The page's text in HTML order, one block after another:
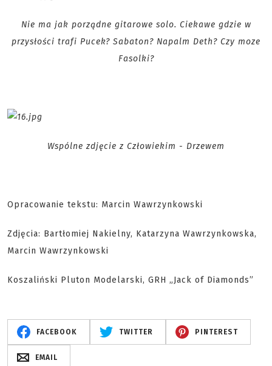
Nie ma jak porządne gitarowe solo. Ciekawe gdzie w
przysłości trafi Pucek? Sabaton? Napalm Deth? Czy moze
Fasolki?
Wspólne zdjęcie z Człowiekim - Drzewem
Opracowanie tekstu: Marcin Wawrzynkowski
Zdjęcia: Bartłomiej Nakielny, Katarzyna Wawrzynkowska,
Marcin Wawrzynkowski
Koszaliński Pluton Modelarski, GRH „Jack of Diamonds”
FACEBOOK TWITTER PINTEREST
EMAIL